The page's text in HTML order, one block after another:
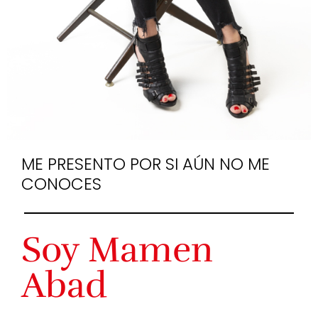
ME PRESENTO POR SI AÚN NO ME
CONOCES
Soy Mamen
Abad